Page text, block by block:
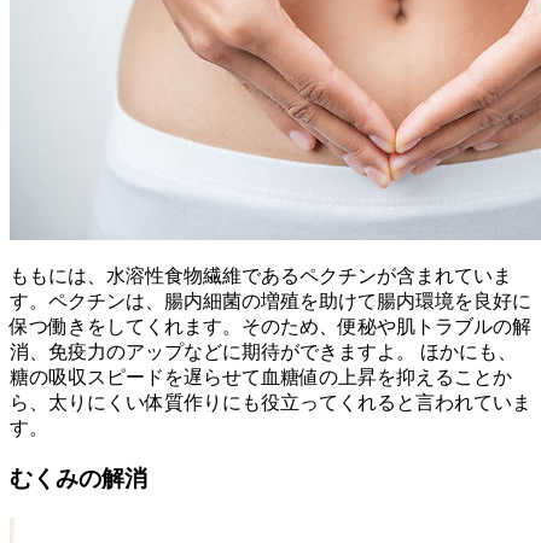
ももには、水溶性食物繊維であるペクチンが含まれていま
す。ペクチンは、腸内細菌の増殖を助けて腸内環境を良好に
保つ働きをしてくれます。そのため、便秘や肌トラブルの解
消、免疫力のアップなどに期待ができますよ。 ほかにも、
糖の吸収スピードを遅らせて血糖値の上昇を抑えることか
ら、太りにくい体質作りにも役立ってくれると言われていま
す。
むくみの解消